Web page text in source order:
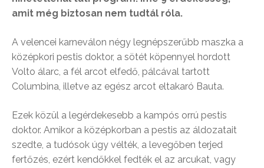
amit még biztosan nem tudtál róla.
A velencei karneválon négy legnépszerűbb maszka a
középkori pestis doktor, a sötét köpennyel hordott
Volto álarc, a fél arcot elfedő, pálcával tartott
Columbina, illetve az egész arcot eltakaró Bauta.
Ezek közül a legérdekesebb a kampós orrú pestis
doktor. Amikor a középkorban a pestis az áldozatait
szedte, a tudósok úgy vélték, a levegőben terjed
fertőzés, ezért kendőkkel fedték el az arcukat, vagy